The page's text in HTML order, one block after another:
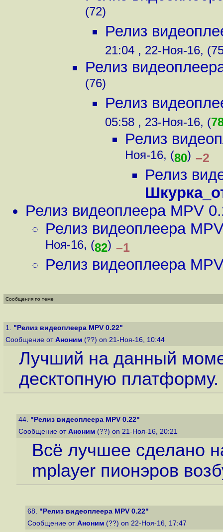
(72)
Релиз
21:04 , 22-Ноя-16,
Релиз
(76)
Релиз
05:58 , 23-Ноя-16, (
Релиз
Ноя-16, (80) –2
Релиз
Релиз видеоплеера MPV
Релиз видеоплеера
Ноя-16, (82) –1
Релиз видеоплеера
Сообщения по теме
1. "Релиз видеоплеера MPV 0.22"
Сообщение от Аноним (??) on 21-Ноя-16, 10:44
Лучший на данный
десктопную платформу.
44. "Релиз видеоплеера MPV 0.22"
Сообщение от Аноним (??) on 21-Ноя-16, 20:21
Всё лучшее сделано
mplayer пионэров
68. "Релиз видеоплеера MPV 0.22"
Сообщение от Аноним (??) on 22-Ноя-16, 17:47